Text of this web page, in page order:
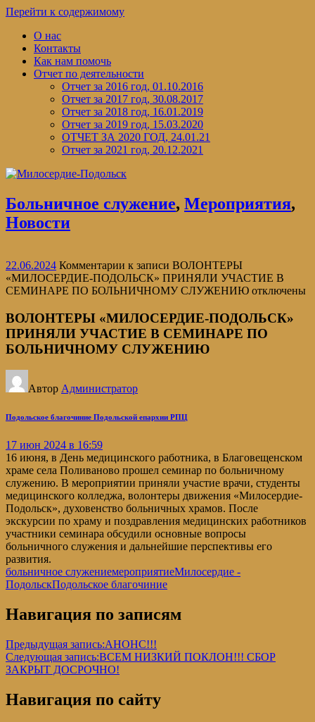
Перейти к содержимому
О нас
Контакты
Как нам помочь
Отчет по деятельности
Отчет за 2016 год, 01.10.2016
Отчет за 2017 год, 30.08.2017
Отчет за 2018 год, 16.01.2019
Отчет за 2019 год, 15.03.2020
ОТЧЕТ ЗА 2020 ГОД, 24.01.21
Отчет за 2021 год, 20.12.2021
Больничное служение, Мероприятия,
Новости
22.06.2024 Комментарии к записи ВОЛОНТЕРЫ
«МИЛОСЕРДИЕ-ПОДОЛЬСК» ПРИНЯЛИ УЧАСТИЕ В
СЕМИНАРЕ ПО БОЛЬНИЧНОМУ СЛУЖЕНИЮ отключены
ВОЛОНТЕРЫ «МИЛОСЕРДИЕ-ПОДОЛЬСК»
ПРИНЯЛИ УЧАСТИЕ В СЕМИНАРЕ ПО
БОЛЬНИЧНОМУ СЛУЖЕНИЮ
Автор Администратор
Подольское благочиние Подольской епархии РПЦ
17 июн 2024 в 16:59
16 июня, в День медицинского работника, в Благовещенском
храме села Поливаново прошел семинар по больничному
служению. В мероприятии приняли участие врачи, студенты
медицинского колледжа, волонтеры движения «Милосердие-
Подольск», духовенство больничных храмов. После
экскурсии по храму и поздравления медицинских работников
участники семинара обсудили основные вопросы
больничного служения и дальнейшие перспективы его
развития.
больничное служениемероприятиеМилосердие -
ПодольскПодольское благочиние
Навигация по записям
Предыдущая запись:АНОНС!!!
Следующая запись:ВСЕМ НИЗКИЙ ПОКЛОН!!! СБОР
ЗАКРЫТ ДОСРОЧНО!
Навигация по сайту